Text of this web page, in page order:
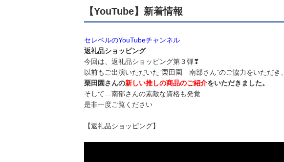
【YouTube】️新着情報
セレベルのYouTubeチャンネル️
返礼品ショッピング️
今回は、返礼品ショッピング第３弾❣
以前もご出演いただいた”栗田園 南部さん”のご協力をいただき、
栗田園さんの新しい推しの商品のご紹介をいただきました。
そして…南部さんの素敵な資格も発覚
是非一度ご覧ください
【返礼品ショッピング️】